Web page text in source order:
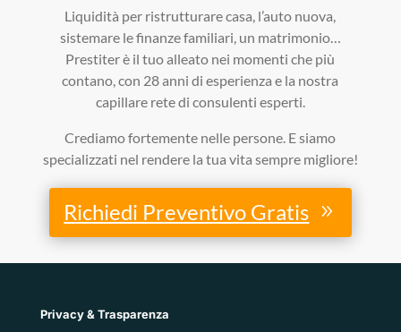
Liquidità per ristrutturare casa, l’auto nuova,
sistemare le finanze familiari, un matrimonio…
Prestiter è il tuo alleato nei momenti che più
contano, con 28 anni di esperienza e la nostra
capillare rete di consulenti esperti.
Crediamo fortemente nelle persone. E siamo
specializzati nel rendere la tua vita sempre migliore!
Richiedi Preventivo Gratis
Privacy & Trasparenza